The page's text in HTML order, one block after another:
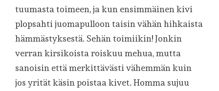
tuumasta toimeen, ja kun ensimmäinen kivi
plopsahti juomapulloon taisin vähän hihkaista
hämmästyksestä. Sehän toimiikin! Jonkin
verran kirsikoista roiskuu mehua, mutta
sanoisin että merkittävästi vähemmän kuin
jos yrität käsin poistaa kivet. Homma sujuu